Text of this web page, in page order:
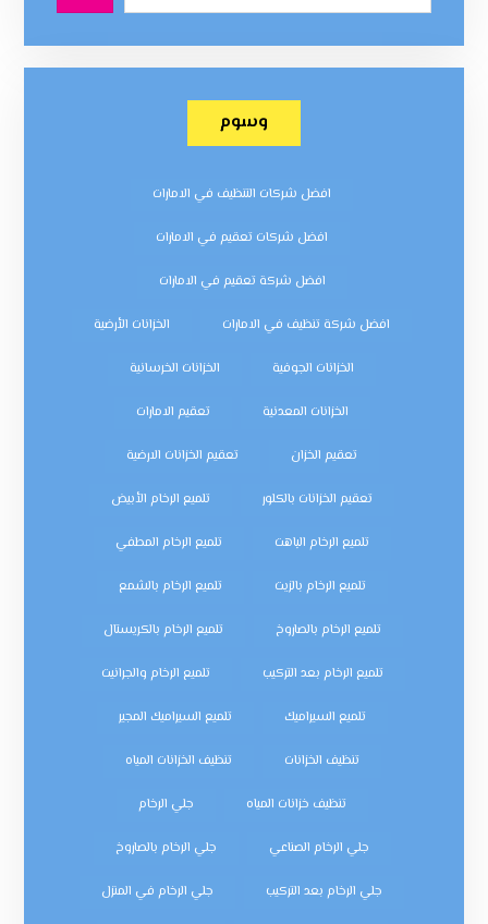
وسوم
افضل شركات التنظيف في الامارات
افضل شركات تعقيم في الامارات
افضل شركة تعقيم في الامارات
افضل شركة تنظيف في الامارات الخزانات الأرضية
الخزانات الجوفية الخزانات الخرسانية
الخزانات المعدنية تعقيم الامارات
تعقيم الخزان تعقيم الخزانات الارضية
تعقيم الخزانات بالكلور تلميع الرخام الأبيض
تلميع الرخام الباهت تلميع الرخام المطفي
تلميع الرخام بالزيت تلميع الرخام بالشمع
تلميع الرخام بالصاروخ تلميع الرخام بالكريستال
تلميع الرخام بعد التركيب تلميع الرخام والجرانيت
تلميع السيراميك تلميع السيراميك المجير
تنظيف الخزانات تنظيف الخزانات المياه
تنظيف خزانات المياه جلي الرخام
جلي الرخام الصناعي جلي الرخام بالصاروخ
جلي الرخام بعد التركيب جلي الرخام في المنزل